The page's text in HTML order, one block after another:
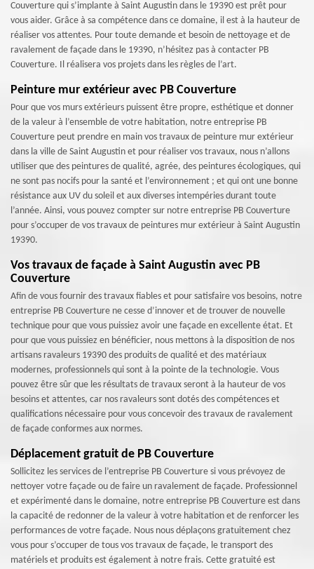
Couverture qui s’implante à Saint Augustin dans le 19390 est prêt pour
vous aider. Grâce à sa compétence dans ce domaine, il est à la hauteur de
réaliser vos attentes. Pour toute demande et besoin de nettoyage et de
ravalement de façade dans le 19390, n’hésitez pas à contacter PB
Couverture. Il réalisera vos projets dans les règles de l’art.
Peinture mur extérieur avec PB Couverture
Pour que vos murs extérieurs puissent être propre, esthétique et donner
de la valeur à l’ensemble de votre habitation, notre entreprise PB
Couverture peut prendre en main vos travaux de peinture mur extérieur
dans la ville de Saint Augustin et pour réaliser vos travaux, nous n’allons
utiliser que des peintures de qualité, agrée, des peintures écologiques, qui
ne sont pas nocifs pour la santé et l’environnement ; et qui ont une bonne
résistance aux UV du soleil et aux diverses intempéries durant toute
l’année. Ainsi, vous pouvez compter sur notre entreprise PB Couverture
pour s’occuper de vos travaux de peintures mur extérieur à Saint Augustin
19390.
Vos travaux de façade à Saint Augustin avec PB
Couverture
Afin de vous fournir des travaux fiables et pour satisfaire vos besoins, notre
entreprise PB Couverture ne cesse d’innover et de trouver de nouvelle
technique pour que vous puissiez avoir une façade en excellente état. Et
pour que vous puissiez en bénéficier, nous mettons à la disposition de nos
artisans ravaleurs 19390 des produits de qualité et des matériaux
modernes, professionnels qui sont à la pointe de la technologie. Vous
pouvez être sûr que les résultats de travaux seront à la hauteur de vos
besoins et attentes, car nos ravaleurs sont dotés des compétences et
qualifications nécessaire pour vous concevoir des travaux de ravalement
de façade conformes aux normes.
Déplacement gratuit de PB Couverture
Sollicitez les services de l’entreprise PB Couverture si vous prévoyez de
nettoyer votre façade ou de faire un ravalement de façade. Professionnel
et expérimenté dans le domaine, notre entreprise PB Couverture est dans
la capacité de redonner de la valeur à votre habitation et de renforcer les
performances de votre façade. Nous nous déplaçons gratuitement chez
vous pour s’occuper de tous vos travaux de façade, le transport des
matériels et produits est également à notre frais. Cette gratuité est